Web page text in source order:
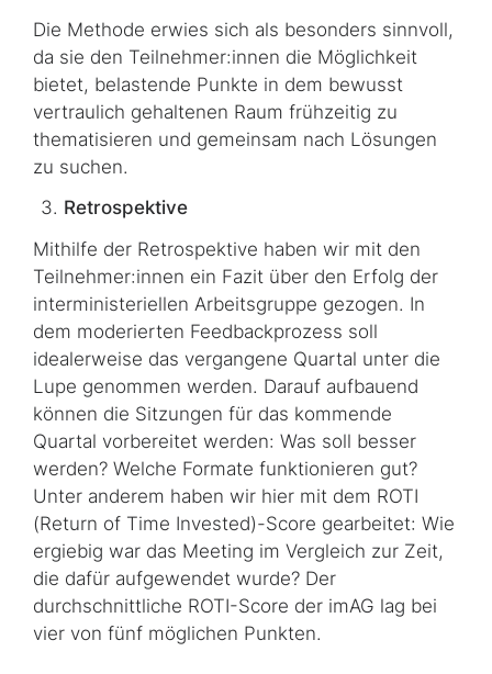
Die Methode erwies sich als besonders sinnvoll,
da sie den Teilnehmer:innen die Möglichkeit
bietet, belastende Punkte in dem bewusst
vertraulich gehaltenen Raum frühzeitig zu
thematisieren und gemeinsam nach Lösungen
zu suchen.
Retrospektive
Mithilfe der Retrospektive haben wir mit den
Teilnehmer:innen ein Fazit über den Erfolg der
interministeriellen Arbeitsgruppe gezogen. In
dem moderierten Feedbackprozess soll
idealerweise das vergangene Quartal unter die
Lupe genommen werden. Darauf aufbau­end
können die Sitzungen für das kommende
Quartal vorbereitet werden: Was soll besser
werden? Welche Formate funktionieren gut?
Unter anderem haben wir hier mit dem ROTI
(Return of Time Invested)-Score gearbeitet: Wie
ergiebig war das Meeting im Vergleich zur Zeit,
die dafür aufgewendet wurde? Der
durchschnittliche ROTI-Score der imAG lag bei
vier von fünf möglichen Punkten.